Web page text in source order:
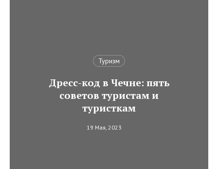
Туризм
Дресс-код в Чечне: пять
советов туристам и
туристкам
19 Мая, 2023